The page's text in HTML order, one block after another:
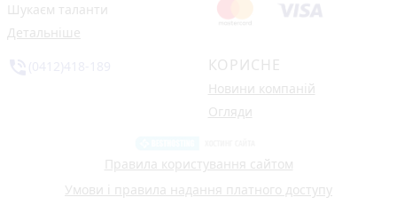
Шукаєм таланти
Детальніше
КОРИСНЕ
Новини компаній
Огляди
Правила користування сайтом
Умови і правила надання платного доступу